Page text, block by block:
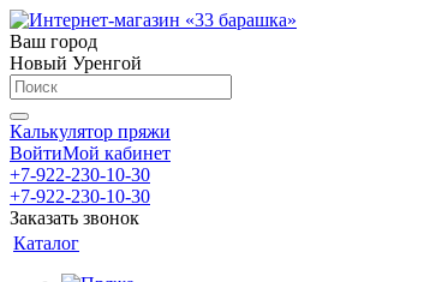
Ваш город
Новый Уренгой
Калькулятор пряжи
ВойтиМой кабинет
+7-922-230-10-30
+7-922-230-10-30
Заказать звонок
Каталог